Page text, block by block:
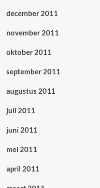
december 2011
november 2011
oktober 2011
september 2011
augustus 2011
juli 2011
juni 2011
mei 2011
april 2011